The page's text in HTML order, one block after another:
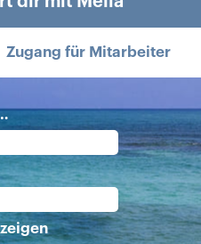
Zugang für Mitarbeiter